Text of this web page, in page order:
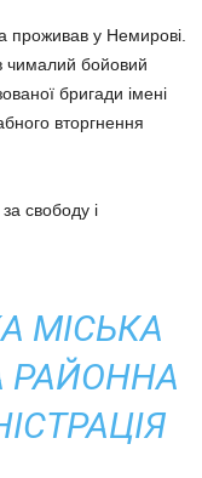
проживав у Немирові.
чималий бойовий
бригади імені
вторгнення
свободу і
МІСЬКА
РАЙОННА